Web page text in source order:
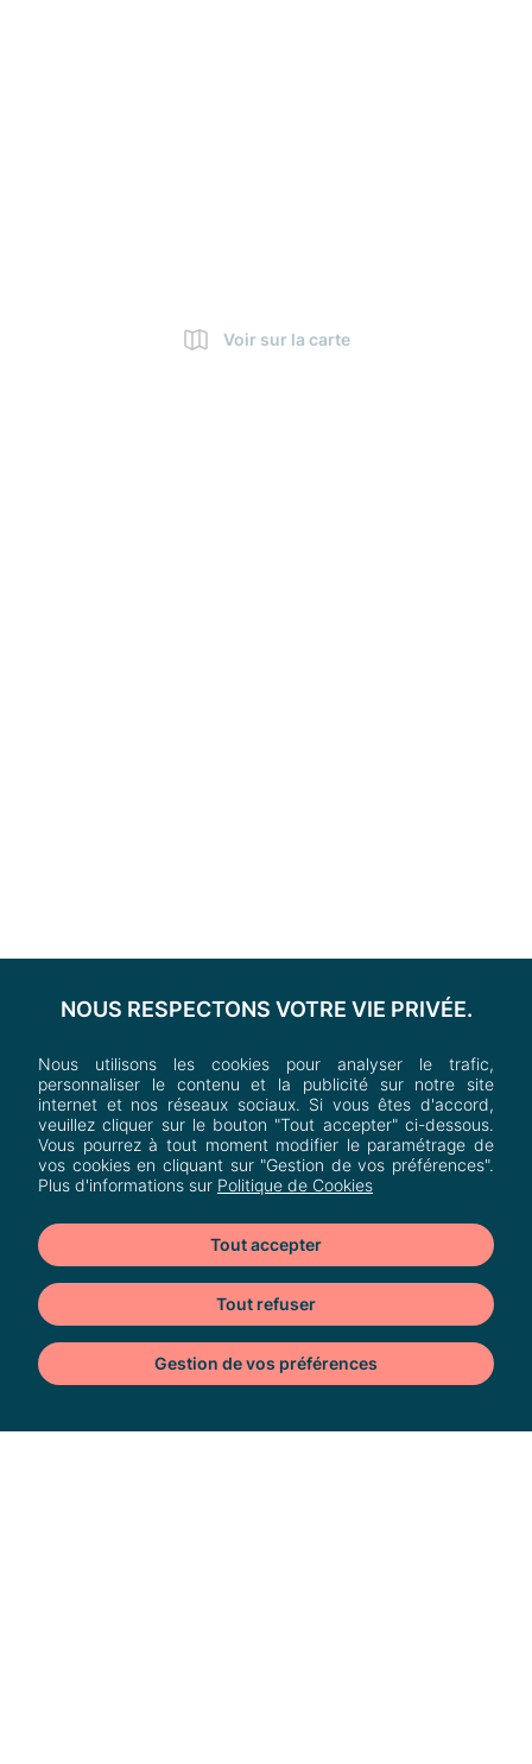
Voir sur la carte
Heron Parc
Av. de l'Avenir,
59650 Villeneuve-d'Ascq, France
Nous contacter
Cookies
NOUS RESPECTONS VOTRE VIE PRIVÉE.
Nous utilisons les cookies pour analyser le trafic,
personnaliser le contenu et la publicité sur notre site
internet et nos réseaux sociaux. Si vous êtes d'accord,
veuillez cliquer sur le bouton "Tout accepter" ci-dessous.
Vous pourrez à tout moment modifier le paramétrage de
vos cookies en cliquant sur "Gestion de vos préférences".
Plus d'informations sur Politique de Cookies
Tout accepter
Tout refuser
Gestion de vos préférences